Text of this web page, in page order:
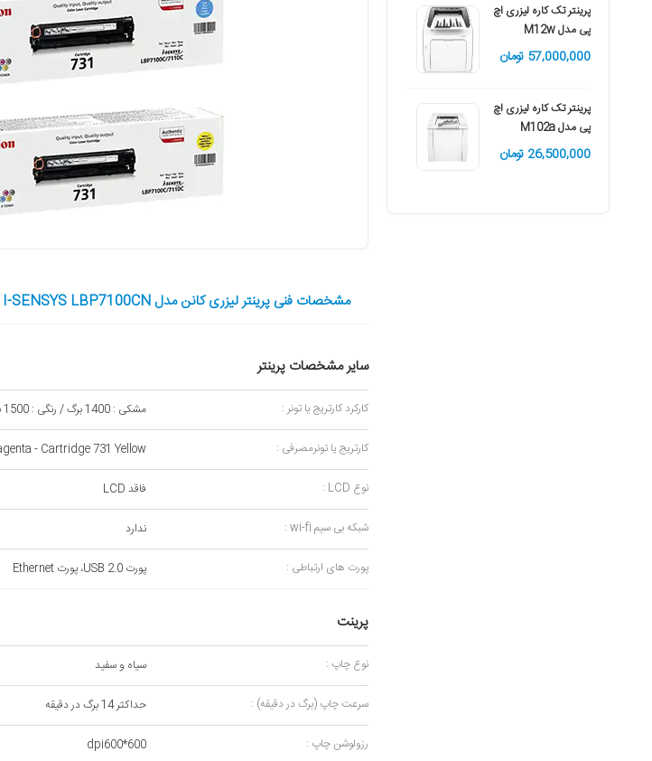
پرینتر تک کاره لیزری اچ
پی مدل M12w
57,000,000 تومان
پرینتر تک کاره لیزری اچ
پی مدل M102a
26,500,000 تومان
مشخصات فنی پرینتر لیزری کانن مدل I-SENSYS LBP7100CN
سایر مشخصات پرینتر
کارکرد کارتریج یا تونر : مشکی : 1400 برگ / رنگی : 1500 برگ
کارتریج یا تونرمصرفی : - Cartridge 731 Yellow
نوع LCD : فاقد LCD
شبکه بی سیم wi-fi : ندارد
پورت های ارتباطی : پورت USB 2.0، پورت Ethernet
پرینت
نوع چاپ : سیاه و سفید
سرعت چاپ (برگ در دقیقه) : حداکثر 14 برگ در دقیقه
رزولوشن چاپ : dpi600*600